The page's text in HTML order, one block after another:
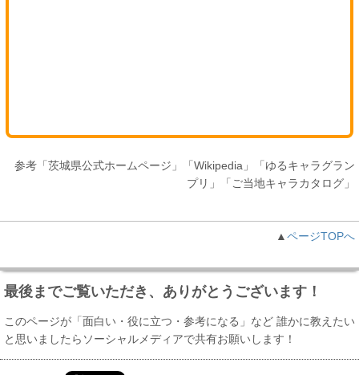
参考「茨城県公式ホームページ」「Wikipedia」「ゆるキャラグラン
プリ」「ご当地キャラカタログ」
▲ページTOPへ
最後までご覧いただき、ありがとうございます！
このページが「面白い・役に立つ・参考になる」など 誰かに教えたい
と思いましたらソーシャルメディアで共有お願いします！